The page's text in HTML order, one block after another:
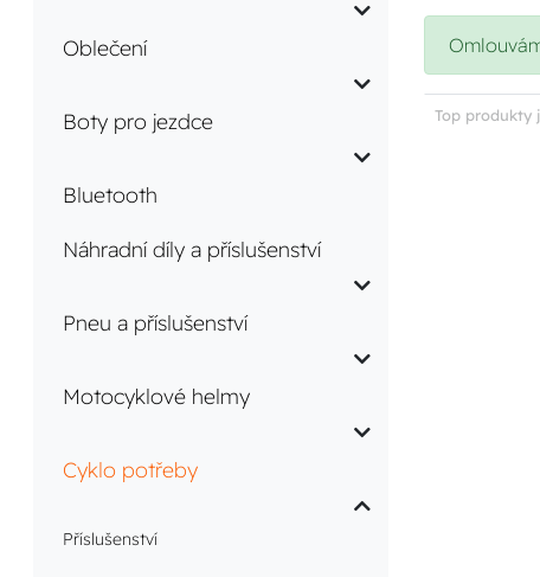
Oblečení
Boty pro jezdce
Bluetooth
Náhradní díly a příslušenství
Pneu a příslušenství
Motocyklové helmy
Cyklo potřeby
Příslušenství
Top produkty